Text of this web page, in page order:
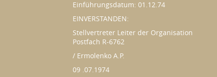
Einführungsdatum: 01.12.74
EINVERSTANDEN:
Stellvertreter Leiter der Organisation
Postfach R-6762
/ Ermolenko A.P.
09 .07.1974